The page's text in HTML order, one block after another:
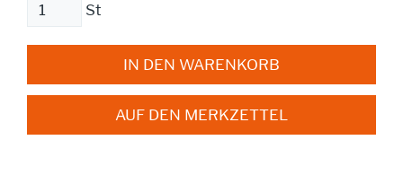
St
IN DEN WARENKORB
AUF DEN MERKZETTEL